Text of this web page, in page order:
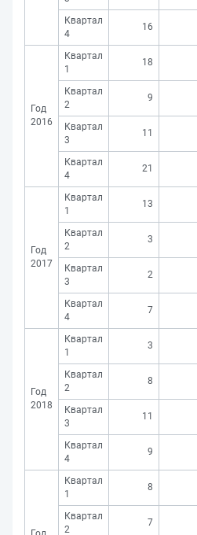
Квартал
4
16
Год
2016
Квартал
1
18
Квартал
2
9
Квартал
3
11
Квартал
4
21
Год
2017
Квартал
1
13
Квартал
2
3
Квартал
3
2
Квартал
4
7
Год
2018
Квартал
1
3
Квартал
2
8
Квартал
3
11
Квартал
4
9
Квартал
1
8
Квартал
2
7